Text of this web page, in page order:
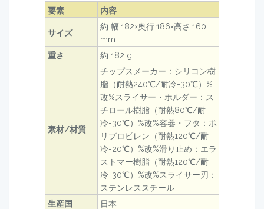
要素
内容
サイズ
約 幅:182×奥行:186×高さ:160
mm
重さ
約 182 g
素材/材質
チップスメーカー：シリコン樹
脂（耐熱240℃/耐冷-30℃）%
改%スライサー・ホルダー：ス
チロール樹脂（耐熱80℃/耐
冷-30℃）%改%容器・フタ：ポ
リプロピレン（耐熱120℃/耐
冷-20℃）%改%滑り止め：エラ
ストマー樹脂（耐熱120℃/耐
冷-30℃）%改%スライサー刃：
ステンレススチール
生産国
日本